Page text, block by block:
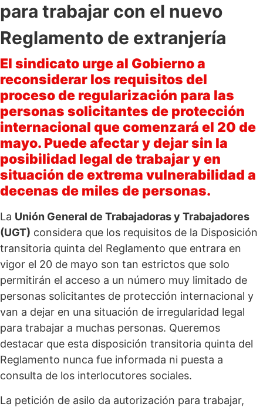
para trabajar con el nuevo
Reglamento de extranjería
El sindicato urge al Gobierno a
reconsiderar los requisitos del
proceso de regularización para las
personas solicitantes de protección
internacional que comenzará el 20 de
mayo. Puede afectar y dejar sin la
posibilidad legal de trabajar y en
situación de extrema vulnerabilidad a
decenas de miles de personas.
La Unión General de Trabajadoras y Trabajadores
(UGT) considera que los requisitos de la Disposición
transitoria quinta del Reglamento que entrara en
vigor el 20 de mayo son tan estrictos que solo
permitirán el acceso a un número muy limitado de
personas solicitantes de protección internacional y
van a dejar en una situación de irregularidad legal
para trabajar a muchas personas. Queremos
destacar que esta disposición transitoria quinta del
Reglamento nunca fue informada ni puesta a
consulta de los interlocutores sociales.
La petición de asilo da autorización para trabajar,